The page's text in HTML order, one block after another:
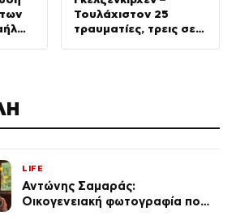
Τουλάχιστον 25
τραυματίες, τρεις σε
LIFE
Αντώνης Σαμαράς:
Οικογενειακή φωτογραφία που